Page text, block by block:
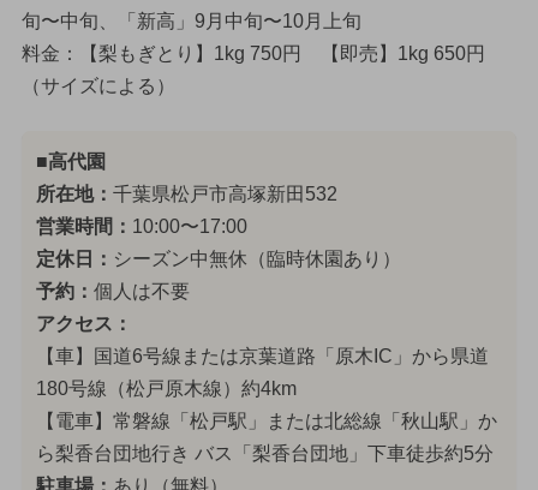
旬〜中旬、「新高」9月中旬〜10月上旬
料金：【梨もぎとり】1kg 750円 【即売】1kg 650円
（サイズによる）
■高代園
所在地： 千葉県松戸市高塚新田532
営業時間： 10:00〜17:00
定休日： シーズン中無休（臨時休園あり）
予約： 個人は不要
アクセス：
【車】国道6号線または京葉道路「原木IC」から県道
180号線（松戸原木線）約4km
【電車】常磐線「松戸駅」または北総線「秋山駅」か
ら梨香台団地行き バス「梨香台団地」下車徒歩約5分
駐車場： あり（無料）